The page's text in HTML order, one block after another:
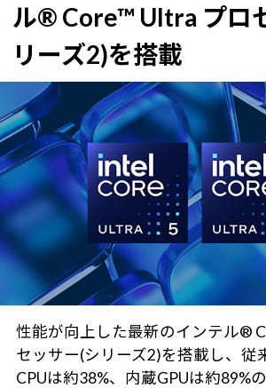
ル® Core™ Ultra プロ
リーズ2)を搭載
性能が向上した最新のインテル®
セッサー(シリーズ2)を搭載し、従
CPUは約38%、内蔵GPUは約89%